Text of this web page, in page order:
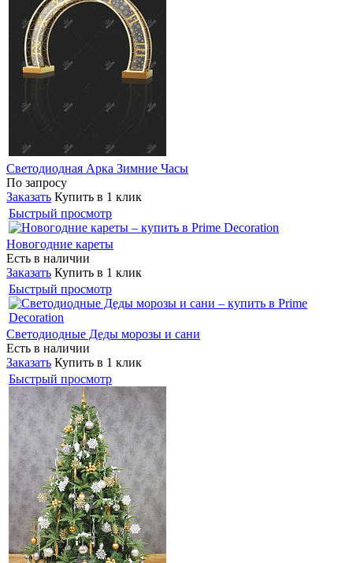
Светодиодная Арка Зимние Часы
По запросу
Заказать Купить в 1 клик
Быстрый просмотр
Новогодние кареты
Есть в наличии
Заказать Купить в 1 клик
Быстрый просмотр
Светодиодные Деды морозы и сани
Есть в наличии
Заказать Купить в 1 клик
Быстрый просмотр